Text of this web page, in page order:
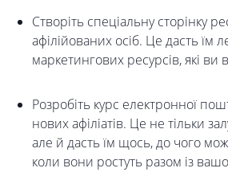
Створіть спеціальну сторінку
афілійованих осіб. Це дасть їм
маркетингових ресурсів, які
Розробіть курс електронної
нових афіліатів. Це не тільки
але й дасть їм щось, до чого
коли вони ростуть разом із